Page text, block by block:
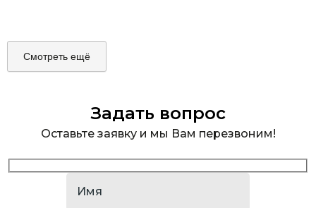
Смотреть ещё
Задать вопрос
Оставьте заявку и мы Вам перезвоним!